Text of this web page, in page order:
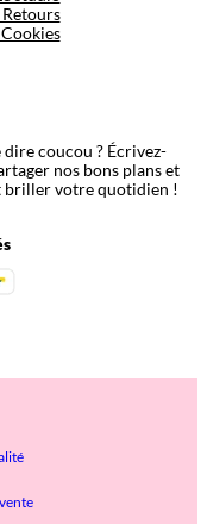
dire coucou ? Écrivez-
nos bons plans et
briller votre quotidien !